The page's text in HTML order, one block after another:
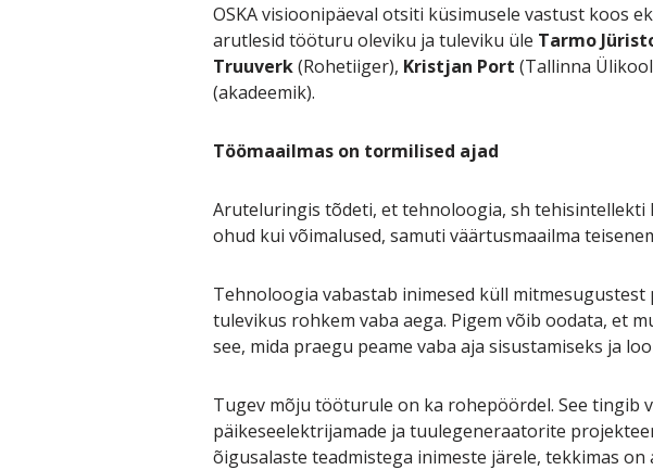
OSKA visioonipäeval otsiti küsimusele vastust koos
arutlesid tööturu oleviku ja tuleviku üle Tarmo
Truuverk(Rohetiiger), Kristjan Port (Tallinna
(akadeemik).
Töömaailmas on tormilised ajad
Aruteluringis tõdeti, et tehnoloogia, sh
ohud kui võimalused, samuti väärtusmaailma
Tehnoloogia vabastab inimesed küll
tulevikus rohkem vaba aega. Pigem võib oodata, et
see, mida praegu peame vaba aja sisustamiseks ja
Tugev mõju tööturule on ka rohepöördel. See tingib
päikeseelektrijamade ja tuulegeneraatorite
õigusalaste teadmistega inimeste järele, tekkimas